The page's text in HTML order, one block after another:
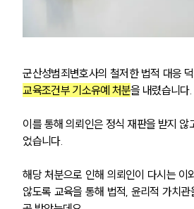
성범죄대응부 업
전체
성범죄전문변
군산성범죄변호사의 철저한 법적 대응
교육조건부 기소유예 처분을 내렸습니다.
이를 통해 의뢰인은 정식 재판을 받지 않
었습니다.
해당 처분으로 인해 의뢰인이 다시는 이
않도록 교육을 통해 법적, 윤리적 가치관